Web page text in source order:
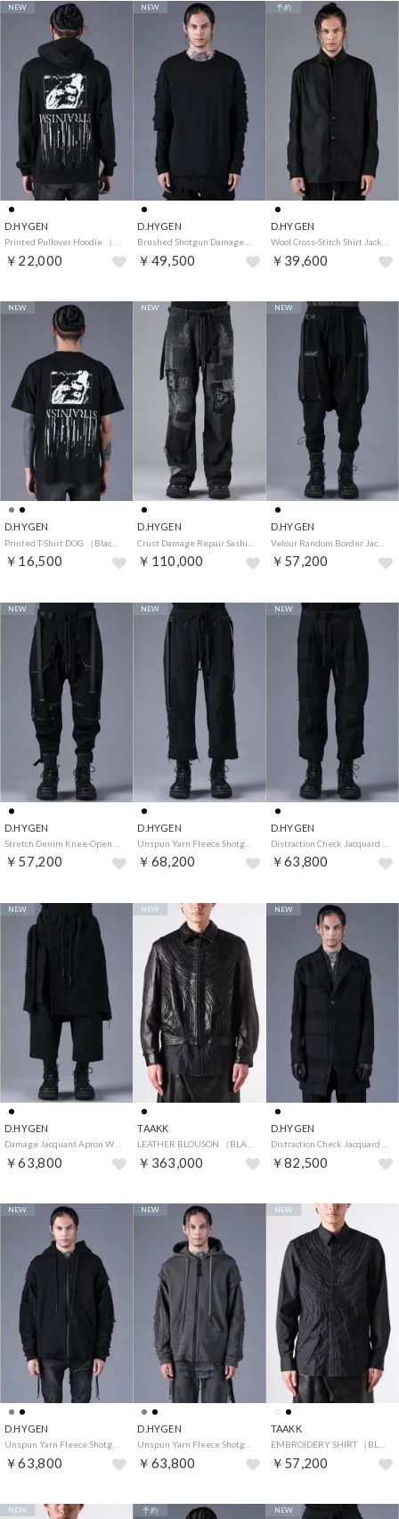
D.HYGEN
Printed Pullover Hoodie （Black）
￥22,000
NEW
D.HYGEN
Brushed Shotgun Damage Layered T-Shirt （Black）
￥49,500
NEW
D.HYGEN
Wool Cross-Stitch Shirt Jacket （Black）
￥39,600
予約
D.HYGEN
￥16,500
NEW
D.HYGEN
￥110,000
NEW
D.HYGEN
Velour Random Border Jacquard Harem Cargo Pants （Black）
￥57,200
NEW
D.HYGEN
￥57,200
NEW
D.HYGEN
￥68,200
NEW
D.HYGEN
￥63,800
NEW
D.HYGEN
￥63,800
NEW
TAAKK
￥363,000
NEW
D.HYGEN
￥82,500
NEW
D.HYGEN
￥63,800
NEW
D.HYGEN
￥63,800
NEW
TAAKK
￥57,200
NEW
NEW 予約 NEW